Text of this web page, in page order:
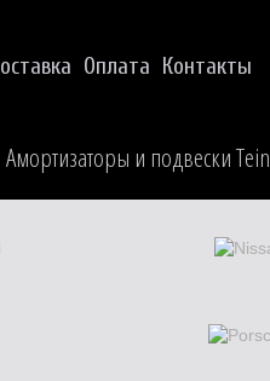
Оплата Контакты
Амортизаторы и подвески Tein